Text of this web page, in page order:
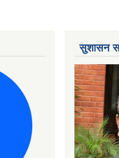
सुशासन